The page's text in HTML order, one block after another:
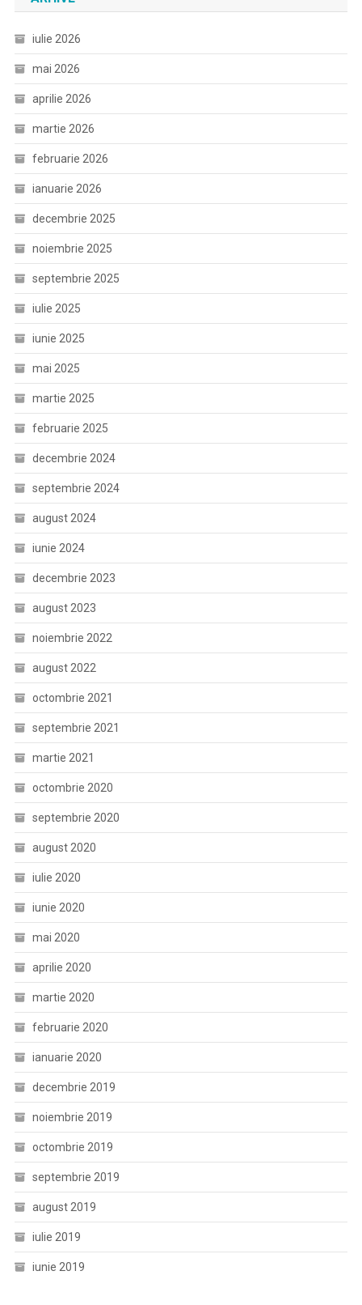
iulie 2026
mai 2026
aprilie 2026
martie 2026
februarie 2026
ianuarie 2026
decembrie 2025
noiembrie 2025
septembrie 2025
iulie 2025
iunie 2025
mai 2025
martie 2025
februarie 2025
decembrie 2024
septembrie 2024
august 2024
iunie 2024
decembrie 2023
august 2023
noiembrie 2022
august 2022
octombrie 2021
septembrie 2021
martie 2021
octombrie 2020
septembrie 2020
august 2020
iulie 2020
iunie 2020
mai 2020
aprilie 2020
martie 2020
februarie 2020
ianuarie 2020
decembrie 2019
noiembrie 2019
octombrie 2019
septembrie 2019
august 2019
iulie 2019
iunie 2019